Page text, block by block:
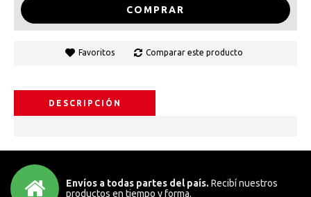
COMPRAR
Favoritos Comparar este producto
DESCRIPCIÓN
Envíos a todas partes del país. Recibí nuestros
productos en tiempo y forma.